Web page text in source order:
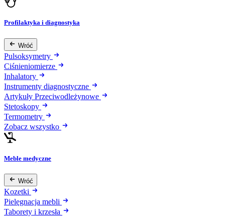
Profilaktyka i diagnostyka
Wróć
Pulsoksymetry
Ciśnieniomierze
Inhalatory
Instrumenty diagnostyczne
Artykuły Przeciwodleżynowe
Stetoskopy
Termometry
Zobacz wszystko
Meble medyczne
Wróć
Kozetki
Pielęgnacja mebli
Taborety i krzesła